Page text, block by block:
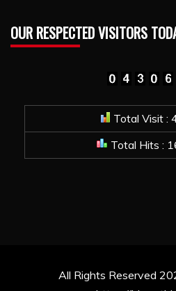
OUR RESPECTED VISITORS
Total Visit :
Total Hits :
All Rights Reserved